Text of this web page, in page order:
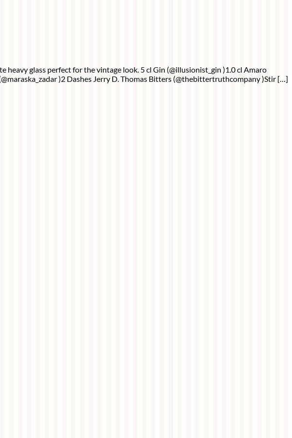
heavy glass perfect for the vintage look. 5 cl Gin (@illusionist_gin )1.0 cl Amaro
)2 Dashes Jerry D. Thomas Bitters (@thebittertruthcompany )Stir […]